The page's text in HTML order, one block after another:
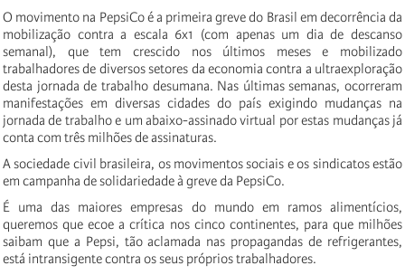
O movimento na PepsiCo é a primeira greve do Brasil em decorrência da
mobilização contra a escala 6x1 (com apenas um dia de descanso
semanal), que tem crescido nos últimos meses e mobilizado
trabalhadores de diversos setores da economia contra a ultraexploração
desta jornada de trabalho desumana. Nas últimas semanas, ocorreram
manifestações em diversas cidades do país exigindo mudanças na
jornada de trabalho e um abaixo-assinado virtual por estas mudanças já
conta com três milhões de assinaturas.
A sociedade civil brasileira, os movimentos sociais e os sindicatos estão
em campanha de solidariedade à greve da PepsiCo.
É uma das maiores empresas do mundo em ramos alimentícios,
queremos que ecoe a crítica nos cinco continentes, para que milhões
saibam que a Pepsi, tão aclamada nas propagandas de refrigerantes,
está intransigente contra os seus próprios trabalhadores.